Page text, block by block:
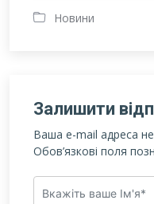
Новини
Залишити
Ваша e-mail адреса
Обов’язкові поля